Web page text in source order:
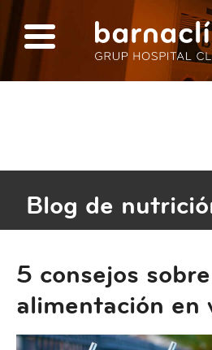
Blog de
5 consejos sobre
alimentación en